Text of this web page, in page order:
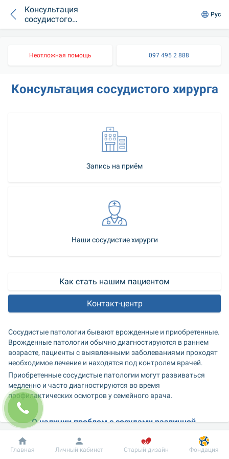
Консультация
сосудистого
хирурга
Рус
Неотложная помощь 097 495 2 888
Консультация сосудистого хирурга
Запись на приём
Наши сосудистие хирурги
Как стать нашим пациентом
Контакт-центр
Сосудистые патологии бывают врожденные и приобретенные.
Врожденные патологии обычно диагностируются в раннем
возрасте, пациенты с выявленными заболеваниями проходят
необходимое лечение и находятся под контролем врачей.
Приобретенные сосудистые патологии могут развиваться
медленно и часто диагностируются во время
профилактических осмотров у семейного врача.
О наличии проблем с сосудами различной
локализации могут говорить следующие
Добробут Информация Пациенту
Главная Личный кабинет Старый дизайн Фондация